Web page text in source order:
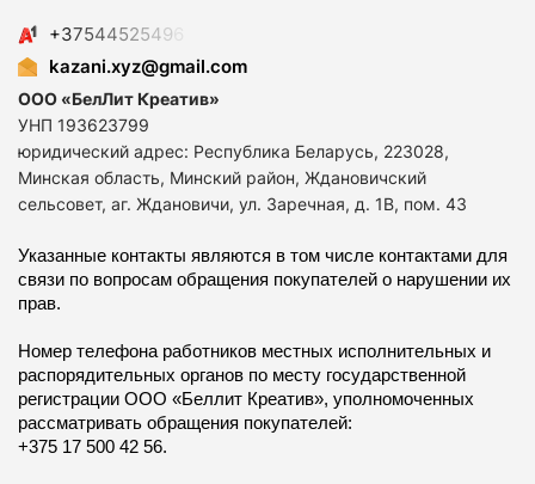
+3754452549
kazani.xyz@gmail.com
ООО «БелЛит Креатив»
УНП 193623799
юридический адрес: Республика Беларусь, 223028,
Минская область, Минский район, Ждановичский
сельсовет, аг. Ждановичи, ул. Заречная, д. 1В, пом. 43
Указанные контакты являются в том числе контактами для
связи по вопросам обращения покупателей о нарушении их
прав.
Номер телефона работников местных исполнительных и
распорядительных органов по месту государственной
регистрации ООО «Беллит Креатив», уполномоченных
рассматривать обращения покупателей:
+375 17 500 42 56.